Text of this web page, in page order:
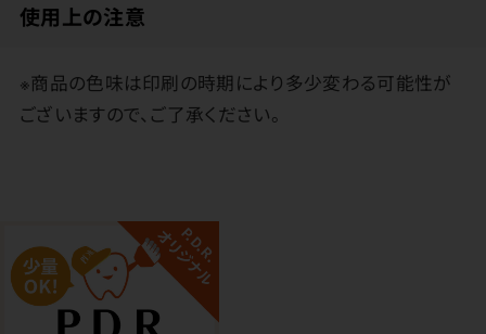
使用上の注意
※商品の色味は印刷の時期により多少変わる可能性が
ございますので、ご了承ください。